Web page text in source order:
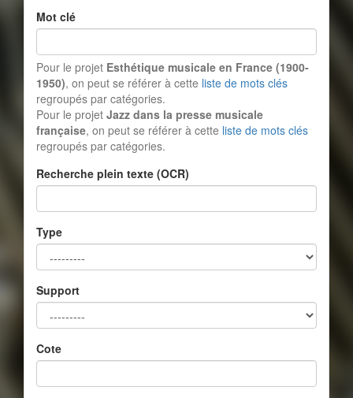
Mot clé
Pour le projet Esthétique musicale en France (1900-
1950), on peut se référer à cette liste de mots clés
regroupés par catégories.
Pour le projet Jazz dans la presse musicale
française, on peut se référer à cette liste de mots clés
regroupés par catégories.
Recherche plein texte (OCR)
Type
Support
Cote